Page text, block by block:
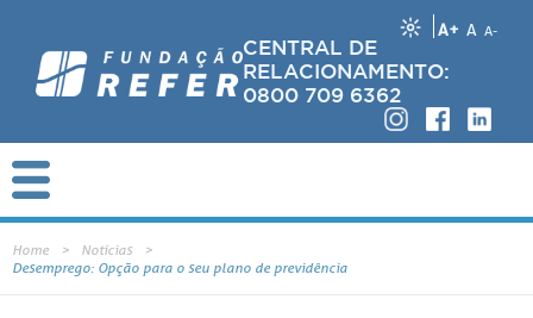
A+ A A-
CENTRAL DE
RELACIONAMENTO:
0800 709 6362
Home
Notícias
Desemprego: Opção para o seu plano de previdência